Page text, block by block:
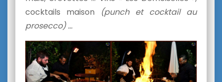
cocktails maison (punch et cocktail au
prosecco) …